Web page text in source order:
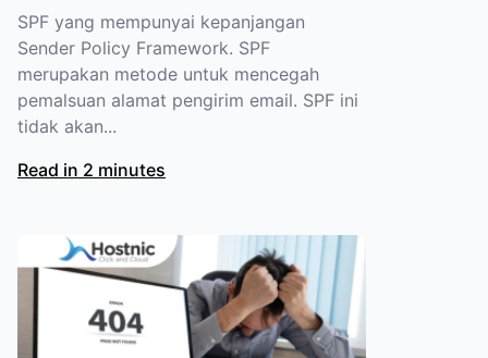
SPF yang mempunyai kepanjangan
Sender Policy Framework. SPF
merupakan metode untuk mencegah
pemalsuan alamat pengirim email. SPF ini
tidak akan...
Read in 2 minutes